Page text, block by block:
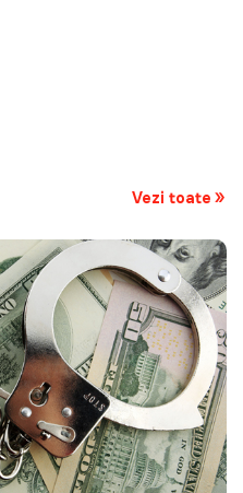
Vezi toate